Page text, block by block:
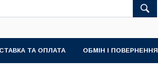
ТА ОПЛАТА ОБМІН І ПОВЕРНЕННЯ